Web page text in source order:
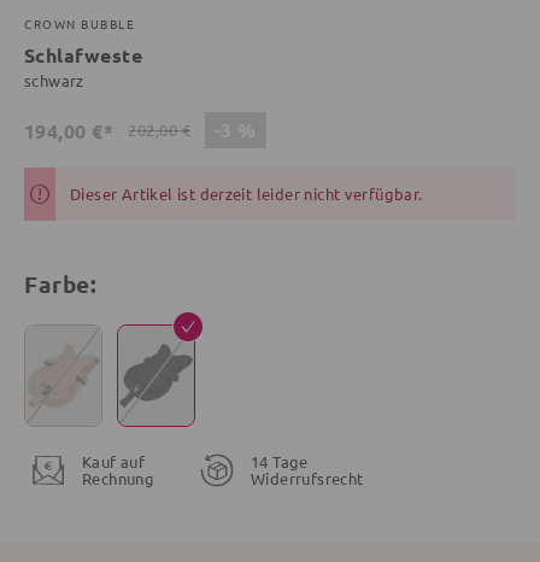
CROWN BUBBLE
Schlafweste
schwarz
194,00 €* 202,00 €
Dieser Artikel ist derzeit leider nicht verfügbar.
Farbe:
Kauf auf
Rechnung
14 Tage
Widerrufsrecht